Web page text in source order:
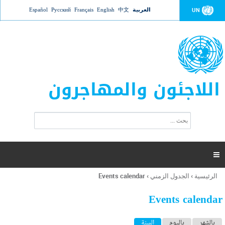
Jump to navigation UN العربية 中文
English
Français
Русский
Español
اللاجئون والمهاجرون
ت
ر
ل
ح
ب

أنت
هنا
الرئيسية › الجدول الزمني ›
Events calendar
Events calendar